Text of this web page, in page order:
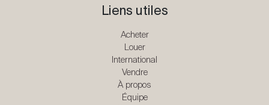
Liens utiles
Acheter
Louer
International
Vendre
À propos
Équipe